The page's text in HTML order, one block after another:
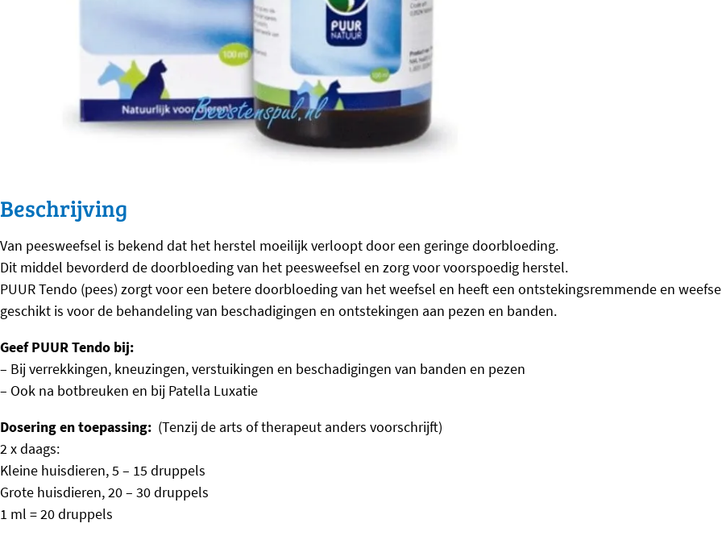
Beschrijving
Van peesweefsel is bekend dat het herstel moeilijk verloopt door een geringe doorbloeding.
Dit middel bevorderd de doorbloeding van het peesweefsel en zorg voor voorspoedig herstel.
PUUR Tendo (pees) zorgt voor een betere doorbloeding van het weefsel en heeft een ontstekingsremmende en
geschikt is voor de behandeling van beschadigingen en ontstekingen aan pezen en banden.
Geef PUUR Tendo bij:
– Bij verrekkingen, kneuzingen, verstuikingen en beschadigingen van banden en pezen
– Ook na botbreuken en bij Patella Luxatie
Dosering en toepassing: (Tenzij de arts of therapeut anders voorschrijft)
2 x daags:
Kleine huisdieren, 5 – 15 druppels
Grote huisdieren, 20 – 30 druppels
1 ml = 20 druppels